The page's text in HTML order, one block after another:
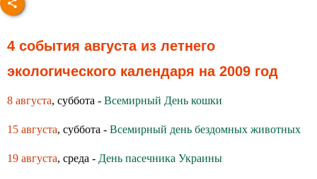
4 события августа из летнего
экологического календаря на 2009 год
8 августа, суббота - Всемирный День кошки
15 августа, суббота - Всемирный день бездомных животных
19 августа, среда - День пасечника Украины